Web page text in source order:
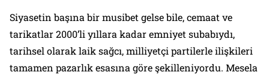
Siyasetin başına bir musibet gelse bile, cemaat ve
tarikatlar 2000’li yıllara kadar emniyet subabıydı,
tarihsel olarak laik sağcı, milliyetçi partilerle ilişkileri
tamamen pazarlık esasına göre şekilleniyordu. Mesela